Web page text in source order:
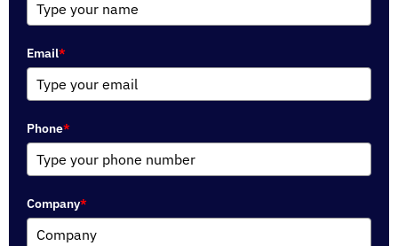
Email*
Phone*
Company*